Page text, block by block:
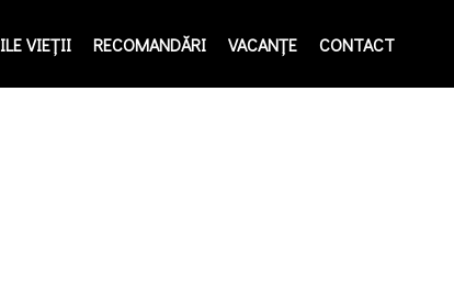
VIEŢII RECOMANDĂRI VACANȚE CONTACT